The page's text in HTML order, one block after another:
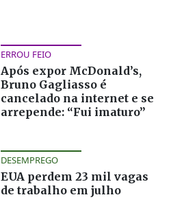
ERROU FEIO
Após expor McDonald’s,
Bruno Gagliasso é
cancelado na internet e se
arrepende: “Fui imaturo”
DESEMPREGO
EUA perdem 23 mil vagas
de trabalho em julho